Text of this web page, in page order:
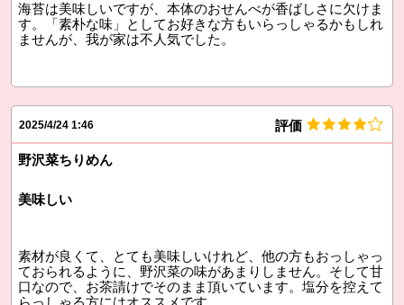
海苔は美味しいですが、本体のおせんべが香ばしさに欠けま
す。「素朴な味」としてお好きな方もいらっしゃるかもしれ
ませんが、我が家は不人気でした。
2025/4/24 1:46 評価
野沢菜ちりめん
美味しい
素材が良くて、とても美味しいけれど、他の方もおっしゃっ
ておられるように、野沢菜の味があまりしません。そして甘
口なので、お茶請けでそのまま頂いています。塩分を控えて
らっしゃる方にはオススメです。